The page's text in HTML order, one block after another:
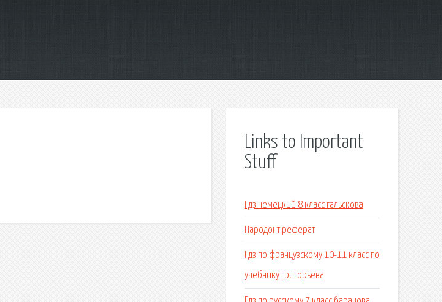
Links to Important
Stuff
Гдз немецкий 8 класс гальскова
Пародонт реферат
Гдз по французскому 10-11 класс по
учебнику григорьева